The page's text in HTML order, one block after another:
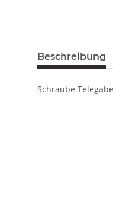
Beschreibung
Schraube